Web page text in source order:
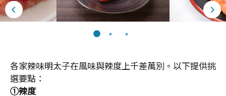
各家辣味明太子在風味與辣度上千差萬別。以下提供挑
選要點：
①辣度